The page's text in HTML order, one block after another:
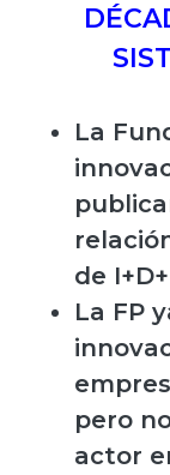
La
de
La FP
pero
actor